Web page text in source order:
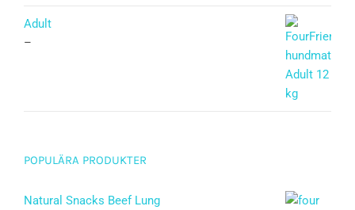
Adult
–
POPULÄRA PRODUKTER
Natural Snacks Beef Lung